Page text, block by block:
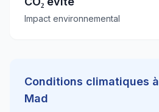
Impact environnemental
Conditions climatiques à
Mad